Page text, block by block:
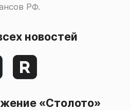
РФ.
новостей
«Столото»